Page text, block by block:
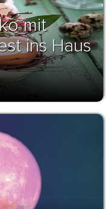
mit
ins Haus